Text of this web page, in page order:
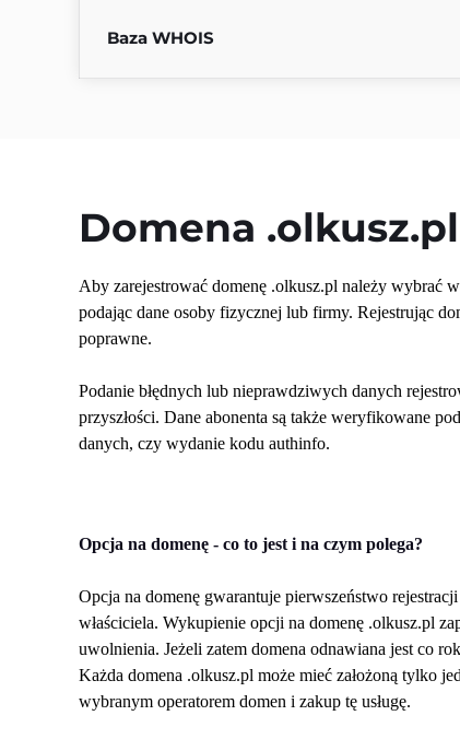
Baza WHOIS
Domena .olkusz.pl
Aby zarejestrować domenę .olkusz.pl należy wybrać
podając dane osoby fizycznej lub firmy. Rejestrując
poprawne.
Podanie błędnych lub nieprawdziwych danych
przyszłości. Dane abonenta są także weryfikowane
danych, czy wydanie kodu authinfo.
Opcja na domenę - co to jest i na czym polega?
Opcja na domenę gwarantuje pierwszeństwo
właściciela. Wykupienie opcji na domenę .olkusz.pl
uwolnienia. Jeżeli zatem domena odnawiana jest co
Każda domena .olkusz.pl może mieć założoną tylko
wybranym operatorem domen i zakup tę usługę.